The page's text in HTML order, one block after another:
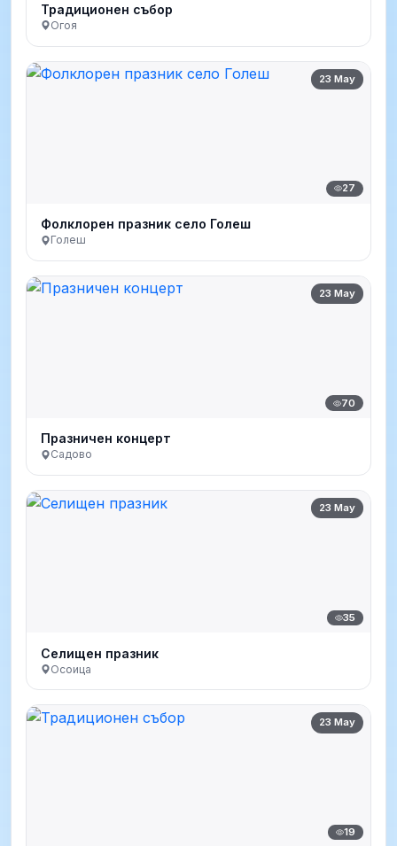
Традиционен събор
Огоя
23 May
27
Фолклорен празник село Голеш
Голеш
23 May
70
Празничен концерт
Садово
23 May
35
Селищен празник
Осоица
23 May
19